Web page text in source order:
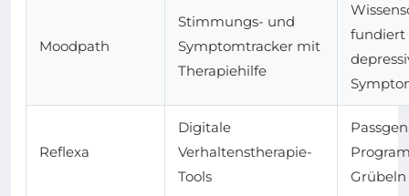
Moodpath
Stimmungs- und
Symptomtracker mit
Therapiehilfe
fundiert
Reflexa
Digitale
Verhaltenstherapie-
Tools